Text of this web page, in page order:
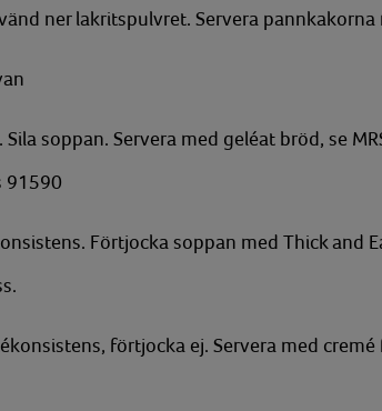
ner lakritspulvret. Servera
Sila soppan. Servera med geléat bröd, se
91590
Förtjocka soppan med Thick and
förtjocka ej. Servera med